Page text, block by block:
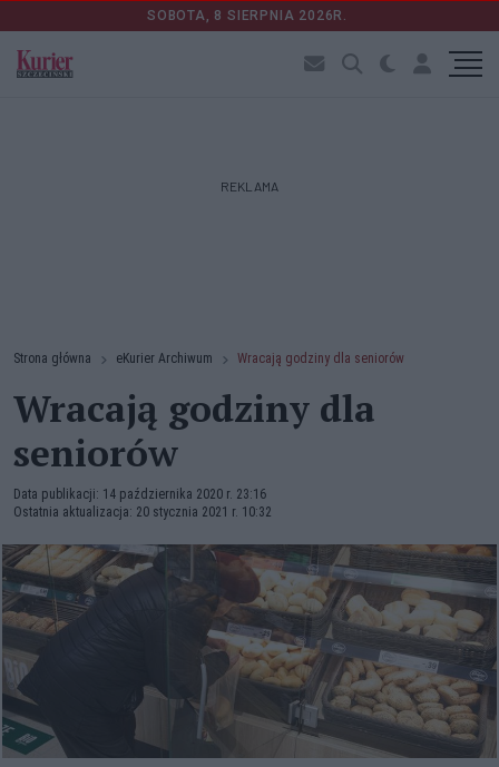
SOBOTA, 8 SIERPNIA 2026R.
REKLAMA
Strona główna eKurier Archiwum Wracają godziny dla seniorów
Wracają godziny dla
seniorów
Data publikacji: 14 października 2020 r. 23:16
Ostatnia aktualizacja: 20 stycznia 2021 r. 10:32